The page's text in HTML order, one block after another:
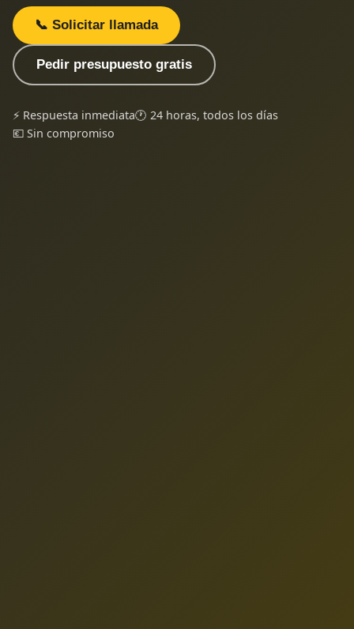
📞 Solicitar llamada
Pedir presupuesto gratis
⚡ Respuesta inmediata🕐 24 horas, todos los días
💶 Sin compromiso